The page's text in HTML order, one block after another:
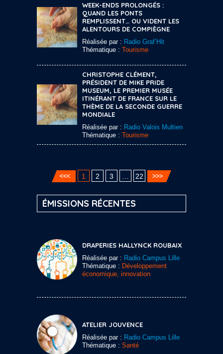
WEEK-ENDS PROLONGÉS :
QUAND LES PONTS
REMPLISSENT… OU VIDENT LES
ALENTOURS DE COMPIÈGNE
Réalisée par : Radio Graf’Hit
Thématique : Tourisme
CHRISTOPHE CLÉMENT,
PRÉSIDENT DE MIKE PRIDE
MUSEUM, LE PREMIER MUSÉE
ITINÉRANT DE FRANCE SUR LE
THÈME DE LA SECONDE GUERRE
MONDIALE
Réalisée par : Radio Valois Multien
Thématique : Tourisme
1 2 3 22
ÉMISSIONS RÉCENTES
DRAPERIES HALLYNCK ROUBAIX
Réalisée par : Radio Campus Lille
Thématique : Développement
économique, innovation
ATELIER JOUVENCE
Réalisée par : Radio Campus Lille
Thématique : Santé